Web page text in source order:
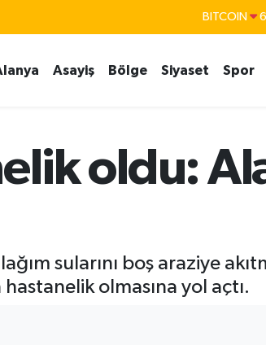
BITCOIN
EURO
Asayiş Bölge Siyaset Spor
oldu:
sularını boş araziye
olmasına yol açtı.